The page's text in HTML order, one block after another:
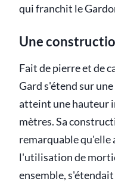
qui franchit le
Une
Fait de pierre et de
Gard s'étend sur
atteint une hauteur
mètres. Sa
remarquable qu'elle
l'utilisation de
ensemble,